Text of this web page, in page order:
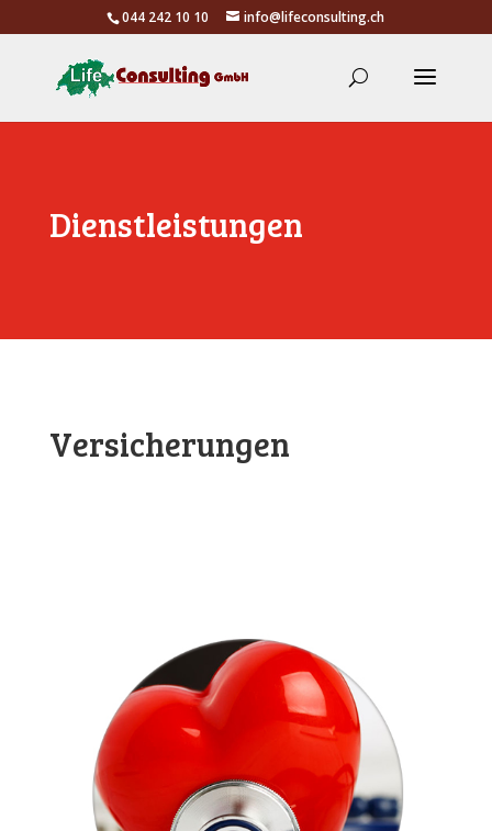
044 242 10 10 info@lifeconsulting.ch
Dienstleistungen
Versicherungen